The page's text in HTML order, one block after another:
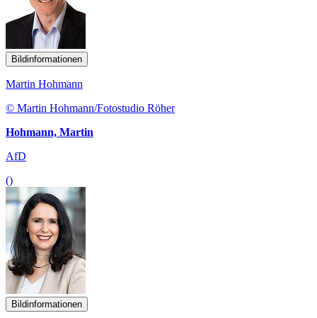
Bildinformationen
Martin Hohmann
© Martin Hohmann/Fotostudio Röher
Hohmann, Martin
AfD
()
Bildinformationen